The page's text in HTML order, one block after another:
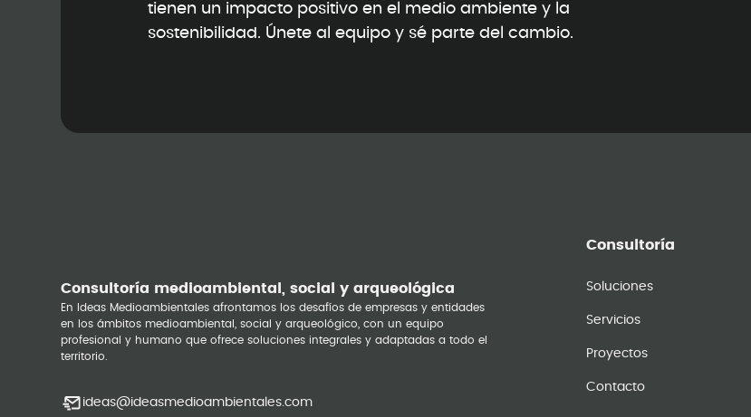
tienen un impacto positivo en el medio ambiente y la
sostenibilidad. Únete al equipo y sé parte del cambio.
Consultoría medioambiental, social y arqueológica
En Ideas Medioambientales afrontamos los desafíos de empresas y entidades
en los ámbitos medioambiental, social y arqueológico, con un equipo
profesional y humano que ofrece soluciones integrales y adaptadas a todo el
territorio.
ideas@ideasmedioambientales.com
Consultoría
Soluciones
Servicios
Proyectos
Contacto